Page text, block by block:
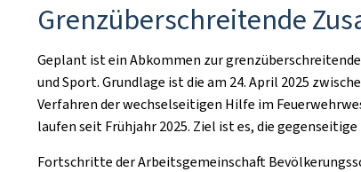
Grenzüberschreitende
Geplant ist ein Abkommen zur
und Sport. Grundlage ist die am 24. April 2025
Verfahren der wechselseitigen Hilfe im
laufen seit Frühjahr 2025. Ziel ist es, die
Fortschritte der Arbeitsgemeinschaft